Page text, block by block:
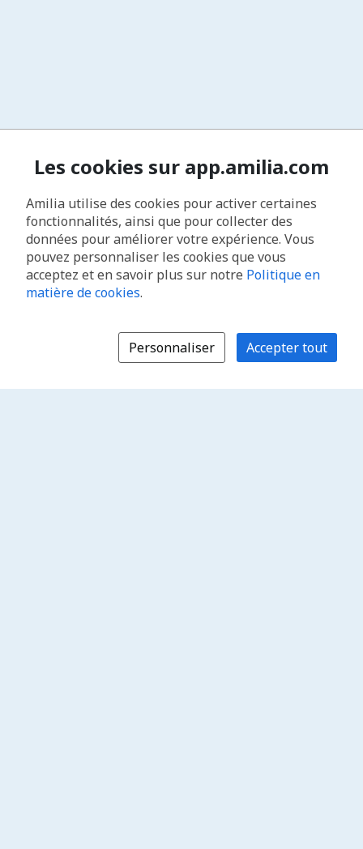
Les cookies sur app.amilia.com
Amilia utilise des cookies pour activer certaines
fonctionnalités, ainsi que pour collecter des
données pour améliorer votre expérience. Vous
pouvez personnaliser les cookies que vous
acceptez et en savoir plus sur notre Politique en
matière de cookies.
Personnaliser Accepter tout